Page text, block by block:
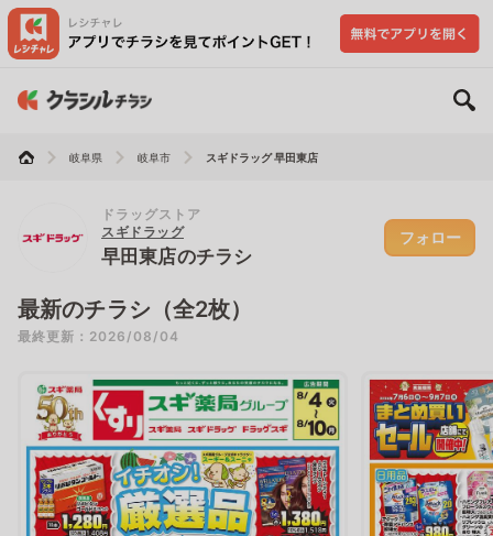
岐阜県 岐阜市 スギドラッグ 早田東店
ドラッグストア
スギドラッグ
早田東店のチラシ
フォロー
最新のチラシ（全2枚）
最終更新：2026/08/04